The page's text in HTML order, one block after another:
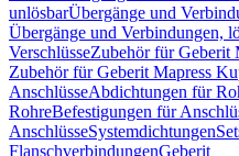
unlösbarÜbergänge und
Übergänge und Verbindungen,
VerschlüsseZubehör für Geberit
Zubehör für Geberit Mapress
AnschlüsseAbdichtungen für
RohreBefestigungen für
AnschlüsseSystemdichtungen
FlanschverbindungenGeberit